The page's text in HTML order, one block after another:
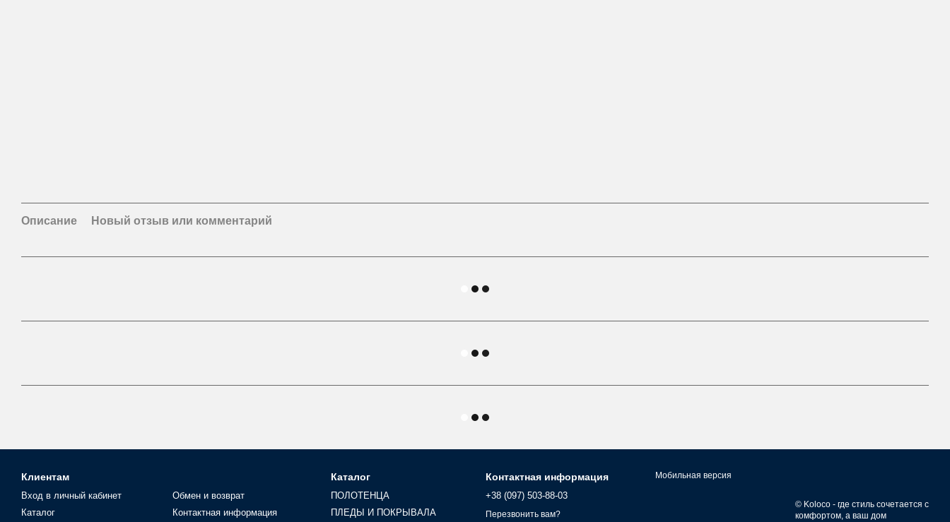
Описание Новый отзыв или комментарий
Клиентам
Вход в личный кабинет
Каталог
Обмен и возврат
Контактная информация
Каталог
ПОЛОТЕНЦА
ПЛЕДЫ И ПОКРЫВАЛА
Контактная информация
+38 (097) 503-88-03
Перезвонить вам?
Мобильная версия
© Koloco - где стиль сочетается с
комфортом, а ваш дом